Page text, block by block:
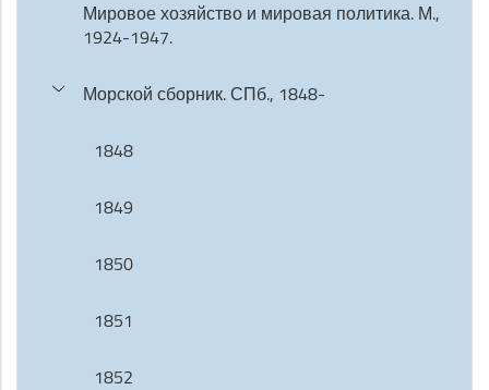
Мировое хозяйство и мировая политика. М.,
1924-1947.
Морской сборник. СПб., 1848-
1848
1849
1850
1851
1852